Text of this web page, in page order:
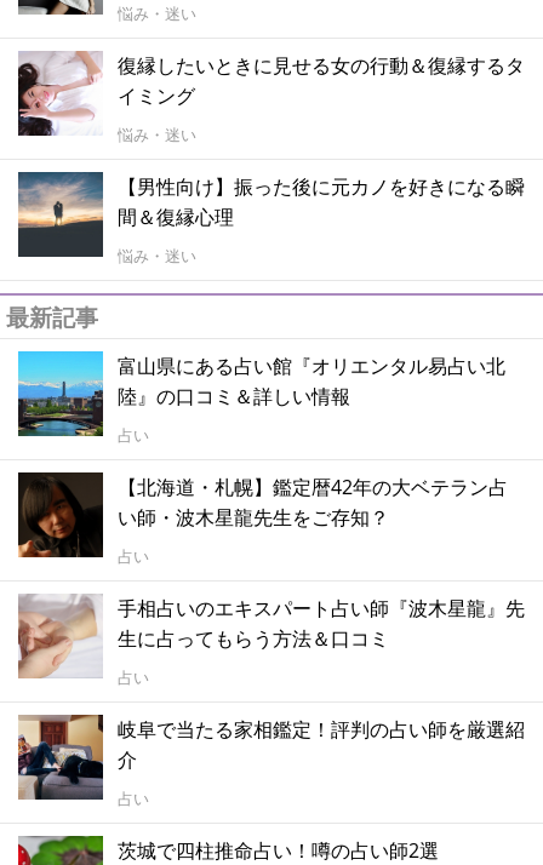
悩み・迷い
復縁したいときに見せる女の行動＆復縁するタ
イミング
悩み・迷い
【男性向け】振った後に元カノを好きになる瞬
間＆復縁心理
悩み・迷い
最新記事
富山県にある占い館『オリエンタル易占い北
陸』の口コミ＆詳しい情報
占い
【北海道・札幌】鑑定暦42年の大ベテラン占
い師・波木星龍先生をご存知？
占い
手相占いのエキスパート占い師『波木星龍』先
生に占ってもらう方法＆口コミ
占い
岐阜で当たる家相鑑定！評判の占い師を厳選紹
介
占い
茨城で四柱推命占い！噂の占い師2選